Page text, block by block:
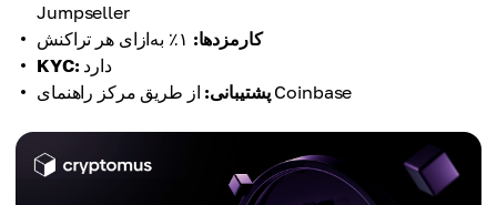
Jumpseller
کارمزدها:
KYC: دارد
پشتیبانی:از طریق مرکز راهنمای Coinbase